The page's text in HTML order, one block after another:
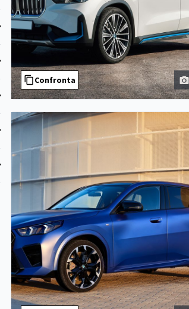
Confronta